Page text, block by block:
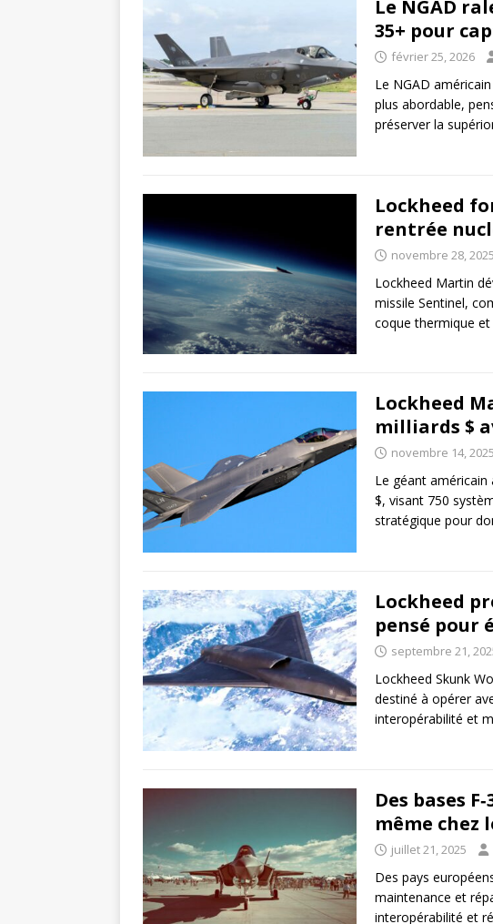
Le NGAD
35+ pour
février 25, 2026
Le NGAD
plus abordable,
préserver la
Lockheed
rentrée
novembre 28, 2025
Lockheed Martin
missile Sentinel,
coque thermique
Lockheed
milliards $
novembre 14, 2025
Le géant
$, visant 750
stratégique pour
Lockheed
pensé pour
septembre 21,
Lockheed Skunk
destiné à opérer
interopérabilité et
Des bases
même chez
juillet 21, 2025
Des pays
maintenance et
interopérabilité et